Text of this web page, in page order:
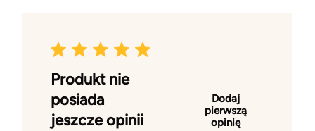
Produkt nie
posiada
jeszcze opinii
Dodaj
pierwszą
opinię